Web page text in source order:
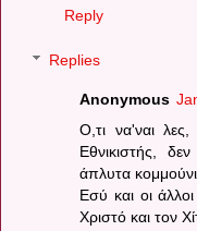
Reply
Replies
Anonymous
Ο,τι να'ναι λες,
Εθνικιστής,
άπλυτα
Εσύ και οι άλλοι
Χριστό και τον